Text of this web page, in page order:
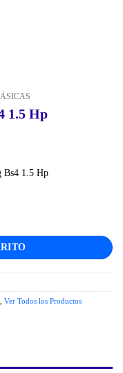
1.5 Hp
Bs4 1.5 Hp
Ver Todos los Productos